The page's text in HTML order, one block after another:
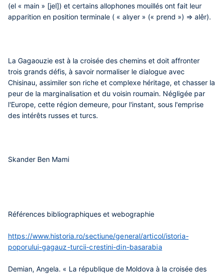
(el « main » [jel]) et certains allophones mouillés ont fait leur
apparition en position terminale ( « alıyer » (« prend ») => alêr).
La Gagaouzie est à la croisée des chemins et doit affronter
trois grands défis, à savoir normaliser le dialogue avec
Chisinau, assimiler son riche et complexe héritage, et chasser la
peur de la marginalisation et du voisin roumain. Négligée par
l'Europe, cette région demeure, pour l'instant, sous l'emprise
des intérêts russes et turcs.
Skander Ben Mami
Références bibliographiques et webographie
https://www.historia.ro/sectiune/general/articol/istoria-
poporului-gagauz-turcii-crestini-din-basarabia
Demian, Angela. « La république de Moldova à la croisée des